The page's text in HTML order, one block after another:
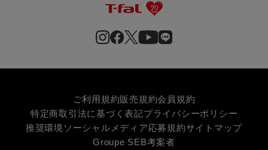
ご利用規約販売規約会員規約
特定商取引法に基づく表記プライバシーポリシー
推奨環境 ソーシャルメディア応募規約サイトマップ
Groupe SEB考案者